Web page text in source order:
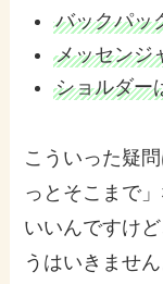
バックパッ
メッセンジ
ショルダー
こういった疑
っとそこまで
いいんですけ
うはいきません